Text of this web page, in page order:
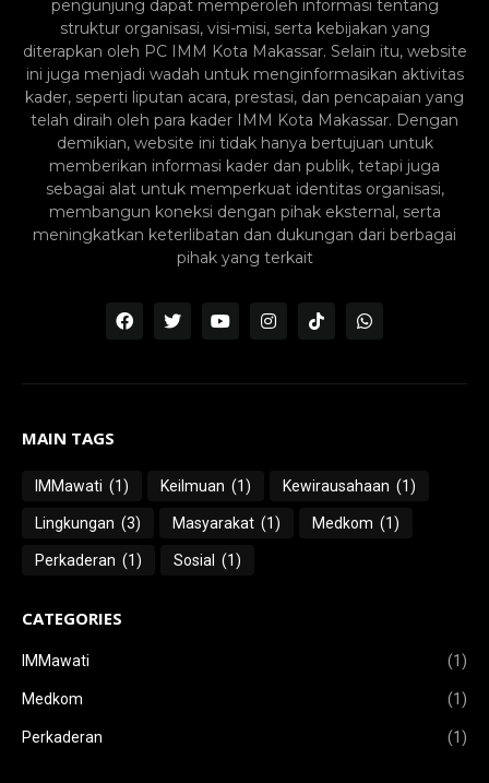
pengunjung dapat memperoleh informasi tentang
struktur organisasi, visi-misi, serta kebijakan yang
diterapkan oleh PC IMM Kota Makassar. Selain itu, website
ini juga menjadi wadah untuk menginformasikan aktivitas
kader, seperti liputan acara, prestasi, dan pencapaian yang
telah diraih oleh para kader IMM Kota Makassar. Dengan
demikian, website ini tidak hanya bertujuan untuk
memberikan informasi kader dan publik, tetapi juga
sebagai alat untuk memperkuat identitas organisasi,
membangun koneksi dengan pihak eksternal, serta
meningkatkan keterlibatan dan dukungan dari berbagai
pihak yang terkait
MAIN TAGS
IMMawati (1) Keilmuan (1) Kewirausahaan (1)
Lingkungan (3) Masyarakat (1) Medkom (1)
Perkaderan (1) Sosial (1)
CATEGORIES
IMMawati (1)
Medkom (1)
Perkaderan (1)